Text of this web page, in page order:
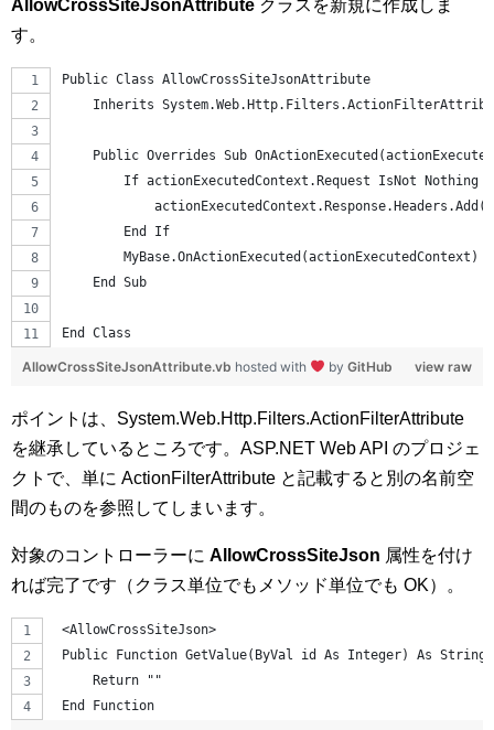
AllowCrossSiteJsonAttribute クラスを新規に作成しま
す。
Public Class AllowCrossSiteJsonAttribute
Inherits
Public Overrides Sub
If actionExecutedContext.Request IsNot Nothing
        End If
        MyBase.OnActionExecuted(actionExecutedContext)
    End Sub
End Class
view raw
AllowCrossSiteJsonAttribute.vb hosted with by GitHub
ポイントは、System.Web.Http.Filters.ActionFilterAttribute
を継承しているところです。ASP.NET Web API のプロジェ
クトで、単に ActionFilterAttribute と記載すると別の名前空
間のものを参照してしまいます。
対象のコントローラーに AllowCrossSiteJson 属性を付け
れば完了です（クラス単位でもメソッド単位でも OK）。
<AllowCrossSiteJson>
Public Function GetValue(ByVal id As Integer) As String
     Return ""
End Function